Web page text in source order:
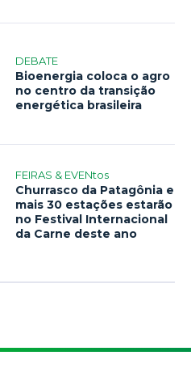
DEBATE
Bioenergia coloca o agro
no centro da transição
energética brasileira
FEIRAS & EVENtos
Churrasco da Patagônia e
mais 30 estações estarão
no Festival Internacional
da Carne deste ano